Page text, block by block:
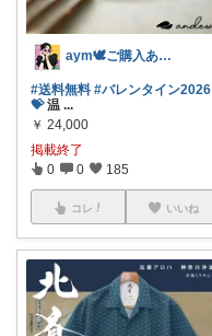
aym🕊ご購入ありがとうございます✨
#送料無料 #バレンタイン2026
💝温 ...
￥ 24,000
掲載終了
0 0 185
コレ いいね